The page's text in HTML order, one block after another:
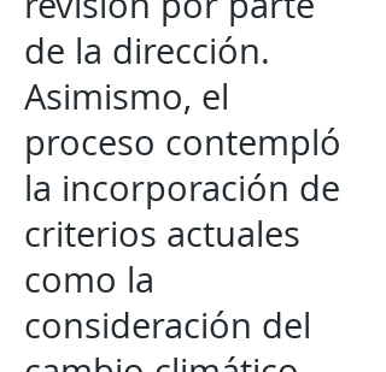
de la dirección.
Asimismo, el
proceso contempló
la incorporación de
criterios actuales
como la
consideración del